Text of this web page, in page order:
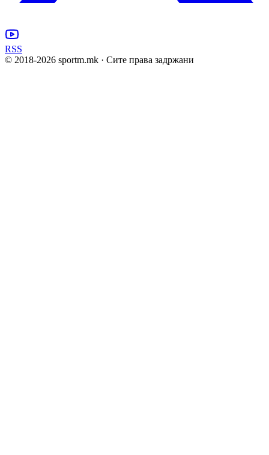
RSS
© 2018-2026 sportm.mk · Сите права задржани